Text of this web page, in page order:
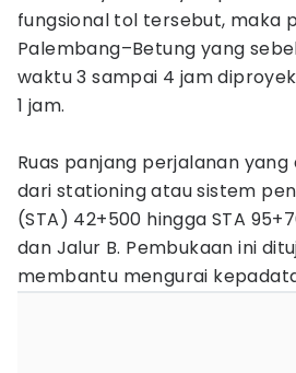
fungsional tol tersebut, maka
Palembang–Betung yang
waktu 3 sampai 4 jam
1 jam.
Ruas panjang perjalanan yang
dari stationing atau sistem
(STA) 42+500 hingga STA
dan Jalur B. Pembukaan ini
membantu mengurai